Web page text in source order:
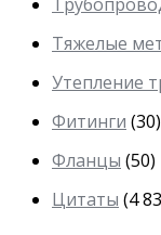
Тяжелые
Утепление
Фитинги (30)
Фланцы (50)
Цитаты (4